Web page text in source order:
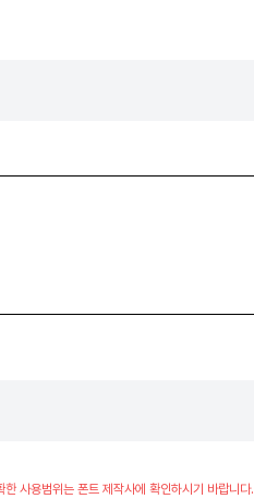
사용범위는 폰트 제작사에 확인하시기 바랍니다.